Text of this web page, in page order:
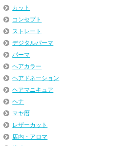
カット
コンセプト
ストレート
デジタルパーマ
パーマ
ヘアカラー
ヘアドネーション
ヘアマニキュア
ヘナ
マヤ暦
レザーカット
店内・アロマ